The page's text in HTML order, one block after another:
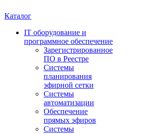
Каталог
IT оборудование и
программное обеспечение
Зарегистрированное
ПО в Реестре
Системы
планирования
эфирной сетки
Системы
автоматизации
Обеспечение
прямых эфиров
Системы